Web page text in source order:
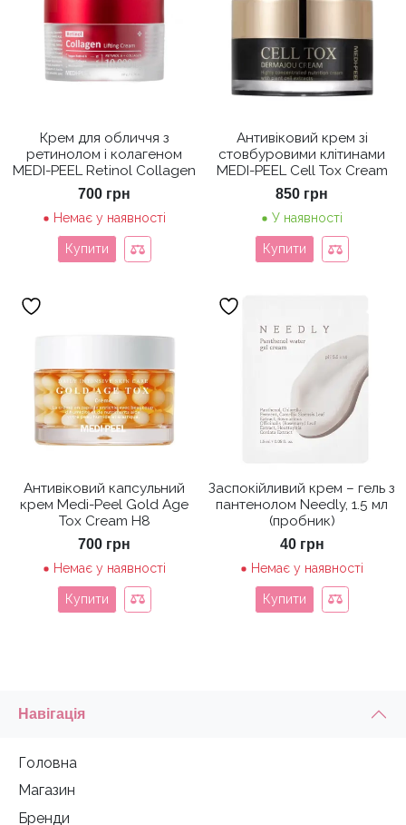
Крем для обличчя з
ретинолом і колагеном
MEDI-PEEL Retinol Collagen
700 грн
Немає у наявності
Купити
Антивіковий крем зі
стовбуровими клітинами
MEDI-PEEL Cell Tox Cream
850 грн
У наявності
Купити
Антивіковий капсульний
крем Medi-Peel Gold Age
Tox Cream H8
700 грн
Немає у наявності
Купити
Заспокійливий крем – гель з
пантенолом Needly, 1.5 мл
(пробник)
40 грн
Немає у наявності
Купити
Навігація
Головна
Магазин
Бренди